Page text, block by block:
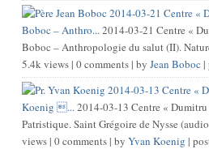
2014-03-21 Centre «
Boboc – Anthro...2014-03-21 Centre «
Boboc – Anthropologie du salut (II).
5.4k views| 0 comments| by Jean Boboc |
2014-03-13 Centre «
Koenig ...2014-03-13 Centre «
Patristique. Saint Grégoire de Nysse
views| 0 comments| by Yvan Koenig |